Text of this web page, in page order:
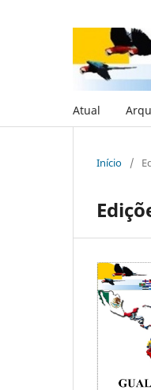
Atual
Início /